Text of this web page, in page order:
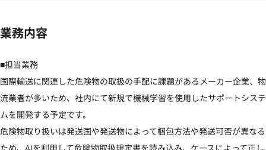
業務内容
■担当業務
国際輸送に関連した危険物の取扱の手配に課題があるメーカー企業、物
流業者が多いため、社内にて新規で機械学習を使用したサポートシステ
ムを開発する予定です。
危険物取り扱いは発送国や発送物によって梱包方法や発送可否が異なる